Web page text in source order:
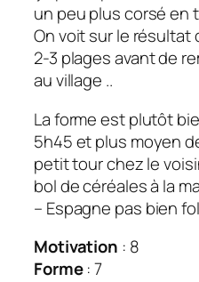
un peu plus corsé en
On voit sur le résultat
2-3 plages avant de
au village ..
La forme est plutôt
5h45 et plus moyen
petit tour chez le
bol de céréales à la
– Espagne pas bien
Motivation : 8
Forme: 7